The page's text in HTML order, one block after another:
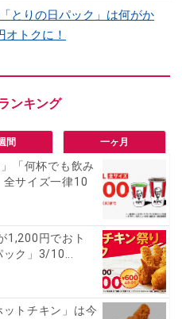
とりの日パック」は何がか
トクに！
間 一ヶ月
「何杯でも飲み
全サイズ一律10
1,200円でおト
ク」3/10...
トチキン」は今